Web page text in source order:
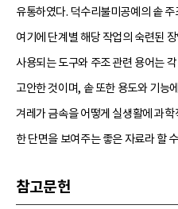
유통하였다. 덕수리불미공예의 솥
여기에 단계별 해당 작업의 숙련된
사용되는 도구와 주조 관련 용어는
고안한 것이며, 솥 또한 용도와 기능
겨레가 금속을 어떻게 실생활에 과
한 단면을 보여주는 좋은 자료라 할
참고문헌